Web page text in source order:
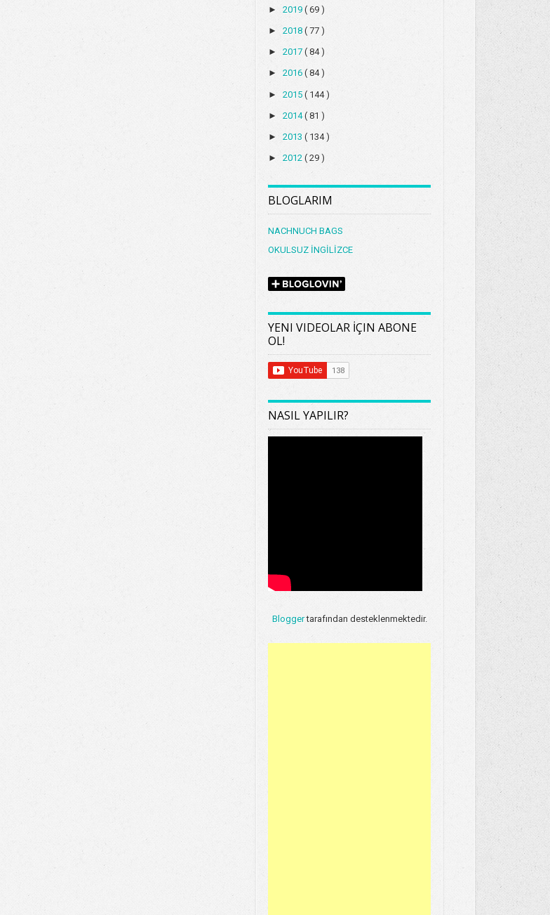
►2019( 69 )
►2018( 77 )
►2017( 84 )
►2016( 84 )
►2015( 144 )
►2014( 81 )
►2013( 134 )
►2012( 29 )
BLOGLARIM
NACHNUCH BAGS
OKULSUZ İNGİLİZCE
YENI VIDEOLAR İÇIN ABONE
OL!
NASIL YAPILIR?
Bloggertarafından desteklenmektedir.